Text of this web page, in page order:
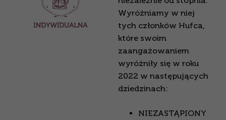
Wyróżniamy w niej
tych członków Hufca,
które swoim
zaangażowaniem
wyróżniły się w roku
2022 w następujących
dziedzinach:
NIEZASTĄPIONY